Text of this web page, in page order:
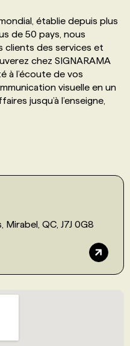
établie depuis plus
de 50 pays, nous
clients des services et
chez SIGNARAMA
à l’écoute de vos
visuelle en un
jusqu’à l’enseigne,
QC, J7J 0G8